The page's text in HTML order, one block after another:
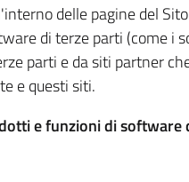
delle pagine del
di terze parti (come
parti e da siti partner
e questi siti.
e funzioni di software